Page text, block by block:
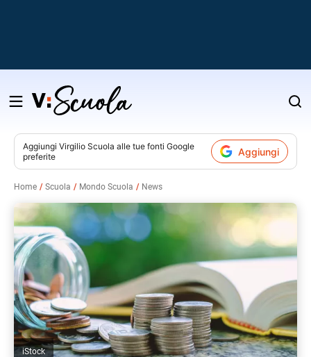
Salta
contenuto
Aggiungi Virgilio Scuola alle tue fonti Google
preferite
Aggiungi
Home Scuola Mondo Scuola News
iStock